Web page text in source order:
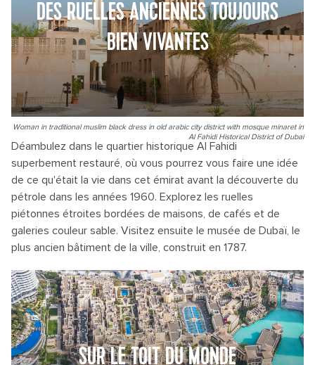
DES RUELLES ANCIENNES TOUJOURS
BIEN VIVANTES
Woman in traditional muslim black dress in old arabic city district with mosque minaret in
Al Fahidi Historical District of Dubai
Déambulez dans le quartier historique Al Fahidi
superbement restauré, où vous pourrez vous faire une idée
de ce qu'était la vie dans cet émirat avant la découverte du
pétrole dans les années 1960. Explorez les ruelles
piétonnes étroites bordées de maisons, de cafés et de
galeries couleur sable. Visitez ensuite le musée de Dubaï, le
plus ancien bâtiment de la ville, construit en 1787.
SUR LE TOIT DU MONDE